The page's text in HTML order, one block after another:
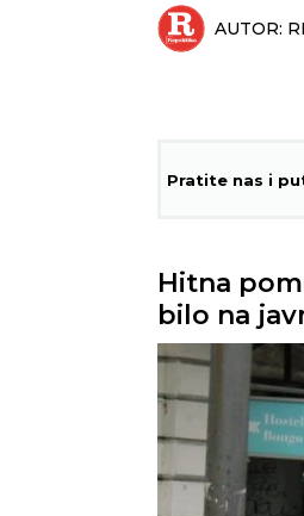
AUTOR:
Pratite nas i
Hitna
bilo na